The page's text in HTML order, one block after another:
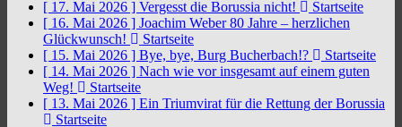
[ 17. Mai 2026 ] Vergesst die Borussia nicht!
Startseite
[ 16. Mai 2026 ] Joachim Weber 80 Jahre – herzlichen
Glückwunsch!
Startseite
[ 15. Mai 2026 ] Bye, bye, Burg Bucherbach!?
Startseite
[ 14. Mai 2026 ] Nach wie vor insgesamt auf einem guten
Weg!
Startseite
[ 13. Mai 2026 ] Ein Triumvirat für die Rettung der Borussia
Startseite